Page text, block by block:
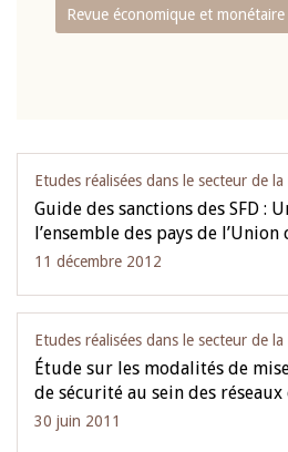
Revue économique et monétaire
Etudes réalisées dans le secteur de
Guide des sanctions des SFD :
l’ensemble des pays de
11 décembre 2012
Etudes réalisées dans le secteur de
Étude sur les modalités de
de sécurité au sein des
30 juin 2011